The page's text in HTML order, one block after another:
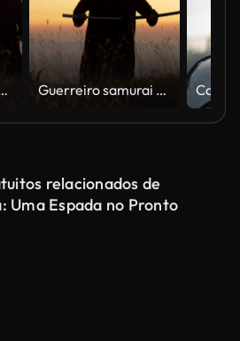
no campo de batalha Guerreiro samurai com espada no campo de batalha
relacionados de
Uma Espada no Pronto